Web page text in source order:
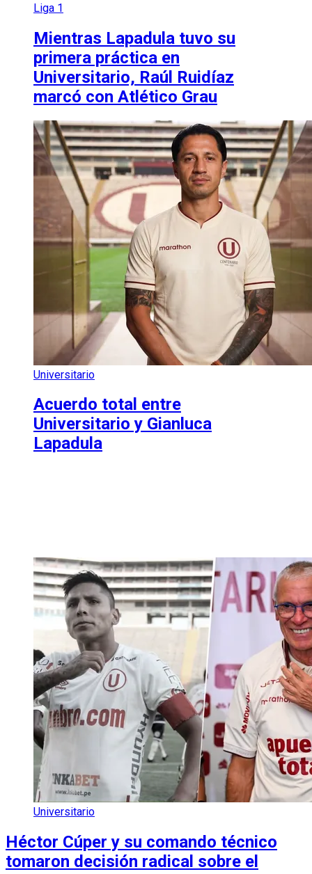
Liga 1
Mientras Lapadula tuvo su
primera práctica en
Universitario, Raúl Ruidíaz
marcó con Atlético Grau
Universitario
Acuerdo total entre
Universitario y Gianluca
Lapadula
Universitario
Héctor Cúper y su comando técnico
tomaron decisión radical sobre el